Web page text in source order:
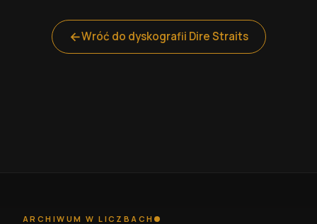
←Wróć do dyskografii Dire Straits
ARCHIWUM W LICZBACH